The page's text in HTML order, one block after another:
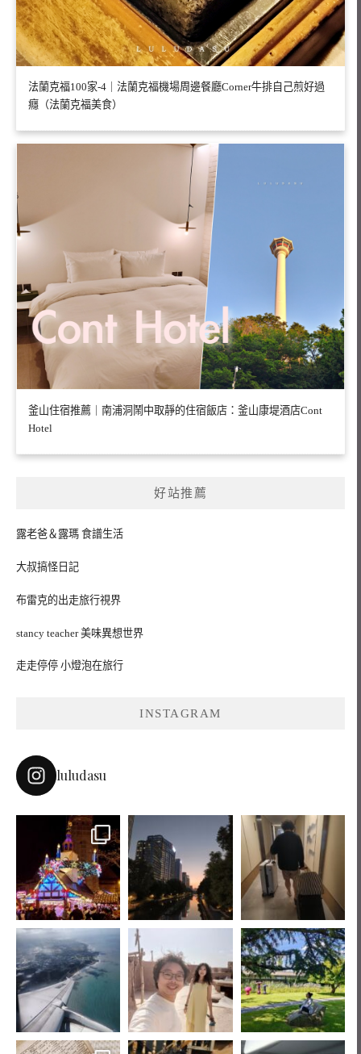
法蘭克福100家-4｜法蘭克福機場周邊餐廳Corner牛排自己煎好過
癮（法蘭克福美食）
釜山住宿推薦｜南浦洞鬧中取靜的住宿飯店：釜山康堤酒店Cont
Hotel
好站推薦
露老爸＆露瑪 食譜生活
大叔搞怪日記
布雷克的出走旅行視界
stancy teacher 美味異想世界
走走停停 小燈泡在旅行
INSTAGRAM
luludasu